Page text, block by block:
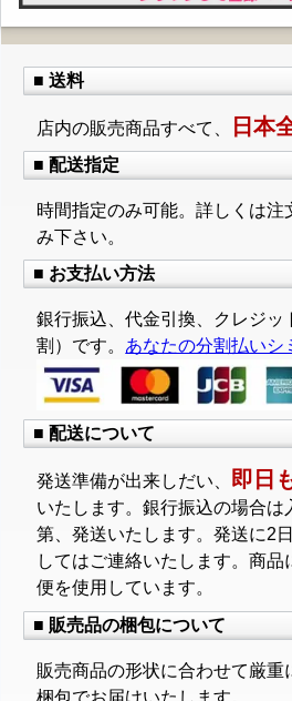
■ 送料
店内の販売商品すべて、 日本
■ 配送指定
時間指定のみ可能。詳しくは注
み下さい。
■ お支払い方法
銀行振込、代金引換、クレジッ
割）です。 あなたの分割払いシ
■ 配送について
発送準備が出来しだい、 即日
いたします。銀行振込の場合は
第、発送いたします。発送に2
してはご連絡いたします。商
便を使用しています。
■ 販売品の梱包について
販売商品の形状に合わせて厳重
梱包でお届けいたします。